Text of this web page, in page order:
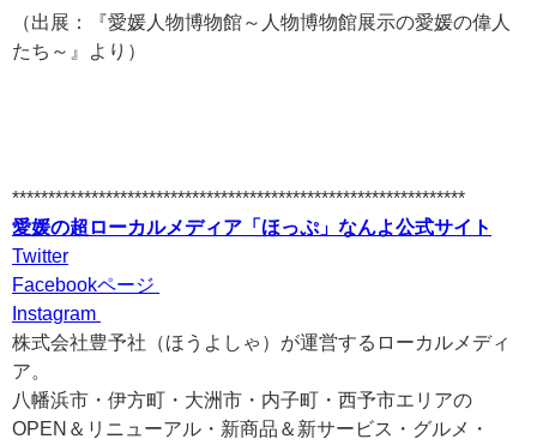
（出展：『愛媛人物博物館～人物博物館展示の愛媛の偉人
たち～』より）
***************************************************************
愛媛の超ローカルメディア「ほっぷ」なんよ公式サイト
Twitter
Facebookページ
Instagram
株式会社豊予社（ほうよしゃ）が運営するローカルメディ
ア。
八幡浜市・伊方町・大洲市・内子町・西予市エリアの
OPEN＆リニューアル・新商品＆新サービス・グルメ・